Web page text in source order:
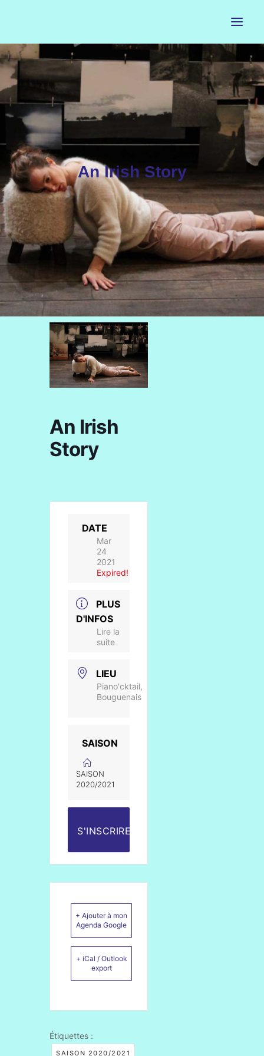
ACCUEIL
LE PETIT BUREAU
CONTACTS
CALENDRIER
ARTISTES
NEWSLETTER
INSTAGRAM
FACEBOOK
An Irish Story
An Irish
Story
DATE
Mar
24
2021
Expired!
PLUS
D'INFOS
Lire la
suite
LIEU
Piano'cktail,
Bouguenais
SAISON
SAISON
2020/2021
S'INSCRIRE
+ Ajouter à mon
Agenda Google
+ iCal / Outlook
export
Étiquettes :
SAISON 2020/2021